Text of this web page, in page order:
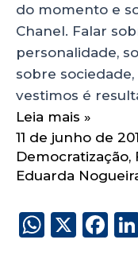
do momento e
Chanel. Falar
personalidade,
sobre
vestimos é
Leia mais »
11 de junho de
Democratização,
Eduarda
W X
F